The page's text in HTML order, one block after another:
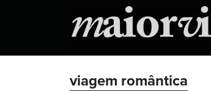
viagem romântica